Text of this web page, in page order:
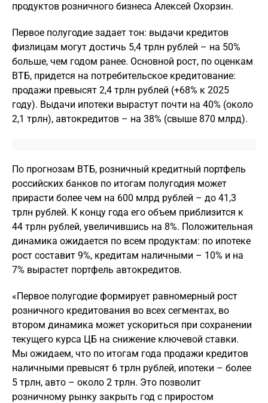
продуктов розничного бизнеса Алексей Охорзин.
Первое полугодие задает тон: выдачи кредитов
физлицам могут достичь 5,4 трлн рублей – на 50%
больше, чем годом ранее. Основной рост, по оценкам
ВТБ, придется на потребительское кредитование:
продажи превысят 2,4 трлн рублей (+68% к 2025
году). Выдачи ипотеки вырастут почти на 40% (около
2,1 трлн), автокредитов – на 38% (свыше 870 млрд).
По прогнозам ВТБ, розничный кредитный портфель
российских банков по итогам полугодия может
прирасти более чем на 600 млрд рублей – до 41,3
трлн рублей. К концу года его объем приблизится к
44 трлн рублей, увеличившись на 8%. Положительная
динамика ожидается по всем продуктам: по ипотеке
рост составит 9%, кредитам наличными – 10% и на
7% вырастет портфель автокредитов.
«Первое полугодие формирует равномерный рост
розничного кредитования во всех сегментах, во
втором динамика может ускориться при сохранении
текущего курса ЦБ на снижение ключевой ставки.
Мы ожидаем, что по итогам года продажи кредитов
наличными превысят 6 трлн рублей, ипотеки – более
5 трлн, авто – около 2 трлн. Это позволит
розничному рынку закрыть год с приростом